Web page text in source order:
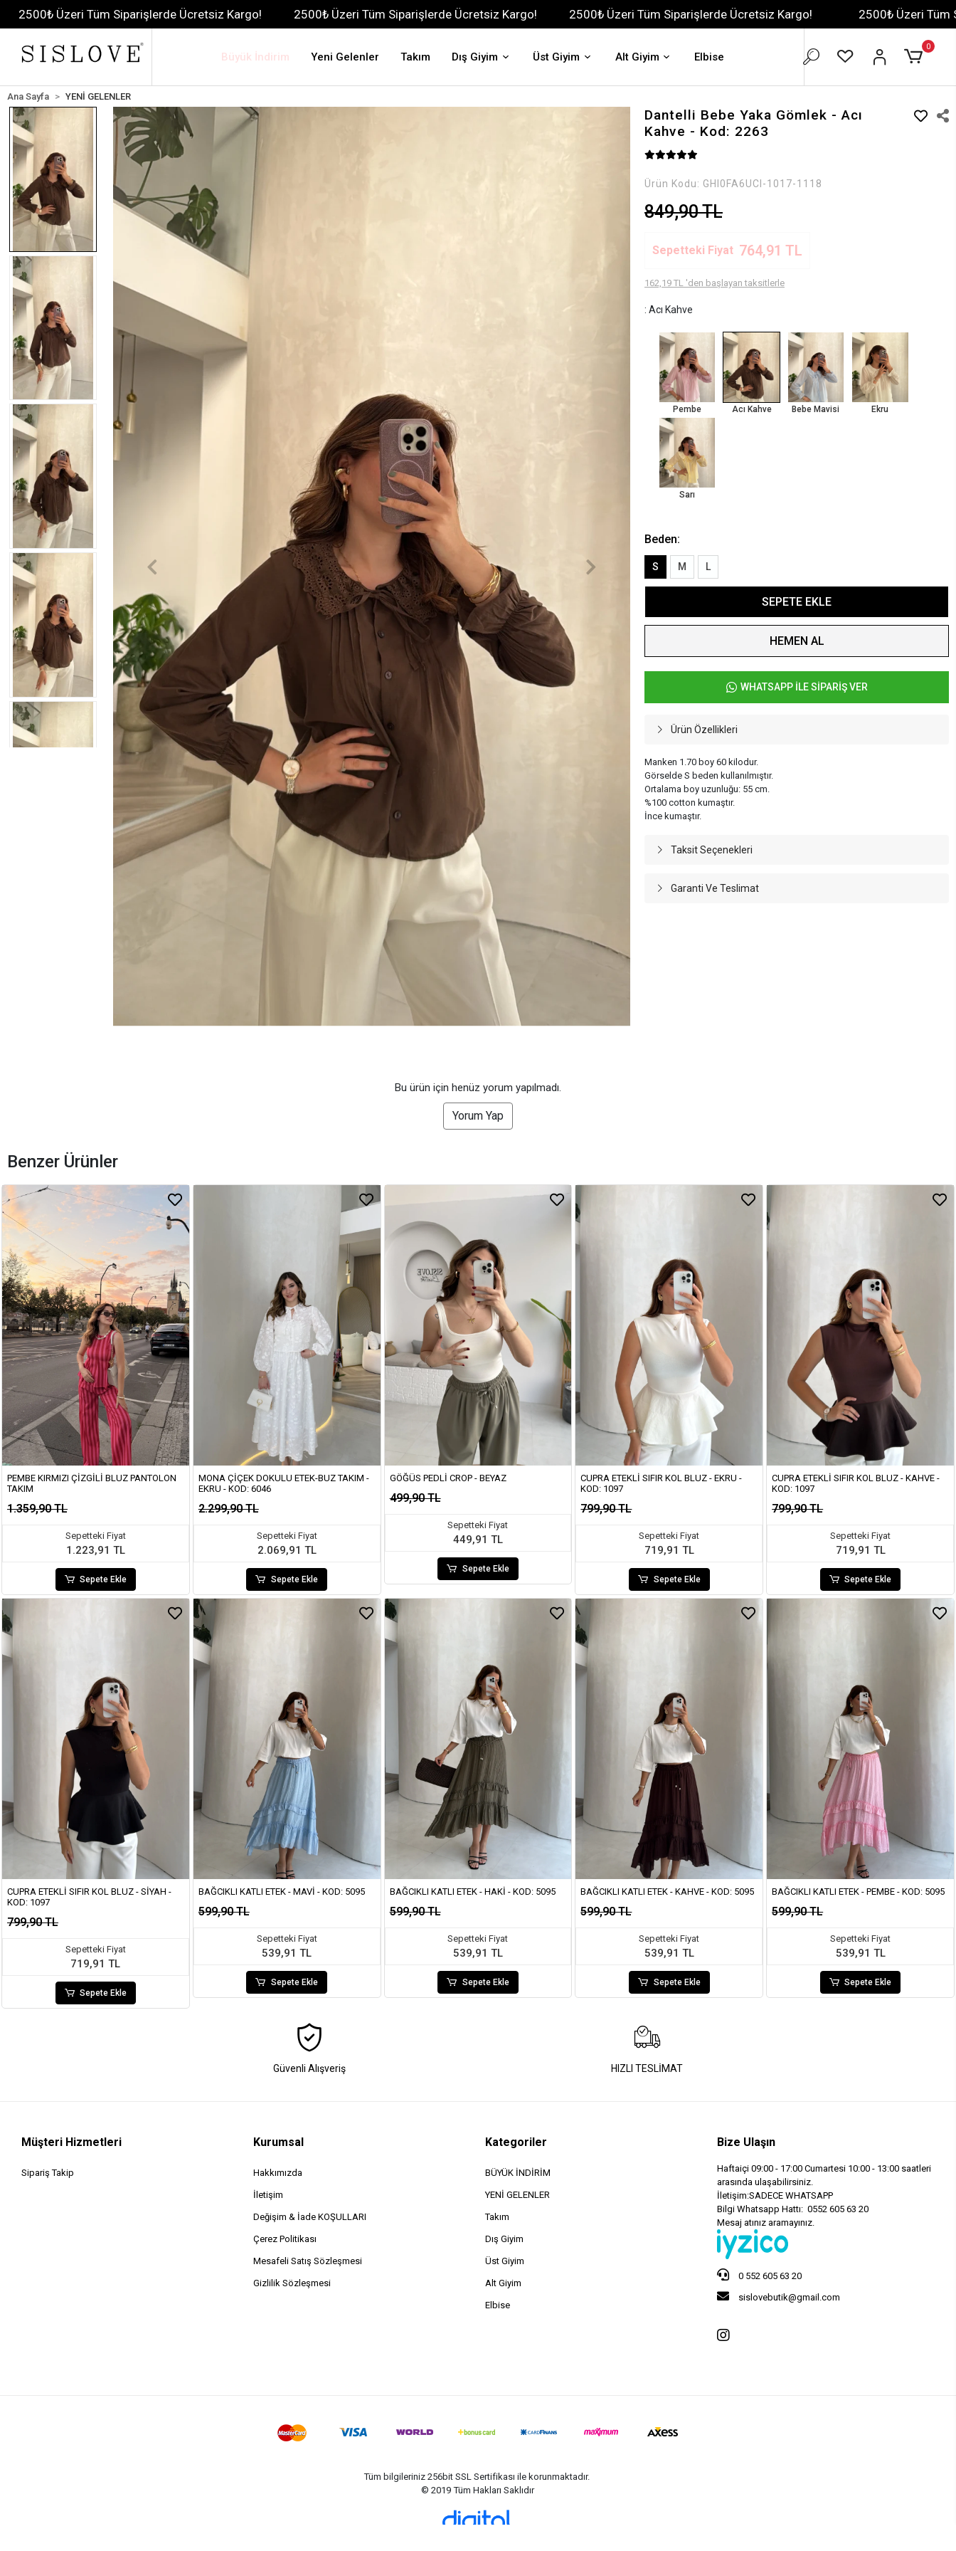
Tüm Siparişlerde Ücretsiz Kargo! 2500₺ Üzeri Tüm Siparişlerde Ücretsiz Kargo! 2500₺ Üzeri Tüm Siparişlerde Ücretsiz Kargo! 2500₺ Üzeri Tüm Siparişlerde
Büyük İndirim Yeni Gelenler Takım Dış Giyim Üst Giyim Alt Giyim Elbise
0
Ana Sayfa YENİ GELENLER
Dantelli Bebe Yaka Gömlek - Acı
Kahve - Kod: 2263
Ürün Kodu: GHI0FA6UCI-1017-1118
849,90 TL
Sepetteki Fiyat 764,91 TL
162,19 TL 'den başlayan taksitlerle
: Acı Kahve
Pembe Acı Kahve Bebe Mavisi Ekru
Sarı
Beden:
S M L
SEPETE EKLE
HEMEN AL
WHATSAPP İLE SİPARİŞ VER
Ürün Özellikleri
Manken 1.70 boy 60 kilodur.
Görselde S beden kullanılmıştır.
Ortalama boy uzunluğu: 55 cm.
%100 cotton kumaştır.
İnce kumaştır.
Taksit Seçenekleri
Garanti Ve Teslimat
Bu ürün için henüz yorum yapılmadı.
Yorum Yap
Benzer Ürünler
PEMBE KIRMIZI ÇIZGILI BLUZ PANTOLON
TAKIM
1.359,90 TL
Sepetteki Fiyat
1.223,91 TL
Sepete Ekle
MONA ÇIÇEK DOKULU ETEK-BUZ TAKIM -
EKRU - KOD: 6046
2.299,90 TL
Sepetteki Fiyat
2.069,91 TL
Sepete Ekle
GÖĞÜS PEDLI CROP - BEYAZ
499,90 TL
Sepetteki Fiyat
449,91 TL
Sepete Ekle
CUPRA ETEKLI SIFIR KOL BLUZ - EKRU -
KOD: 1097
799,90 TL
Sepetteki Fiyat
719,91 TL
Sepete Ekle
CUPRA ETEKLI SIFIR KOL BLUZ - KAHVE -
KOD: 1097
799,90 TL
Sepetteki Fiyat
719,91 TL
Sepete Ekle
CUPRA ETEKLI SIFIR KOL BLUZ - SIYAH -
KOD: 1097
799,90 TL
Sepetteki Fiyat
719,91 TL
Sepete Ekle
BAĞCIKLI KATLI ETEK - MAVI - KOD: 5095
599,90 TL
Sepetteki Fiyat
539,91 TL
Sepete Ekle
BAĞCIKLI KATLI ETEK - HAKI - KOD: 5095
599,90 TL
Sepetteki Fiyat
539,91 TL
Sepete Ekle
BAĞCIKLI KATLI ETEK - KAHVE - KOD: 5095
599,90 TL
Sepetteki Fiyat
539,91 TL
Sepete Ekle
BAĞCIKLI KATLI ETEK - PEMBE - KOD: 5095
599,90 TL
Sepetteki Fiyat
539,91 TL
Sepete Ekle
Güvenli Alışveriş HIZLI TESLİMAT
Müşteri Hizmetleri
Sipariş Takip
Kurumsal
Hakkımızda
İletişim
Değişim & İade KOŞULLARI
Çerez Politikası
Mesafeli Satış Sözleşmesi
Gizlilik Sözleşmesi
Kategoriler
BÜYÜK İNDİRİM
YENİ GELENLER
Takım
Dış Giyim
Üst Giyim
Alt Giyim
Elbise
Bize Ulaşın
Haftaiçi 09:00 - 17:00 Cumartesi 10:00 - 13:00 saatleri
arasında ulaşabilirsiniz.
İletişim:SADECE WHATSAPP
Bilgi Whatsapp Hattı: 0552 605 63 20
Mesaj atınız aramayınız.
0 552 605 63 20
sislovebutik@gmail.com
Tüm bilgileriniz 256bit SSL Sertifikası ile korunmaktadır.
© 2019Tüm Hakları Saklıdır